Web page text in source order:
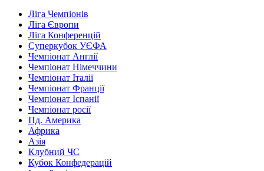
Ліга Чемпіонів
Ліга Європи
Ліга Конференцій
Суперкубок УЄФА
Чемпіонат Англії
Чемпіонат Німеччини
Чемпіонат Італії
Чемпіонат Франції
Чемпіонат Іспанії
Чемпіонат росії
Пд. Америка
Африка
Азія
Клубний ЧС
Кубок Конфедерацій